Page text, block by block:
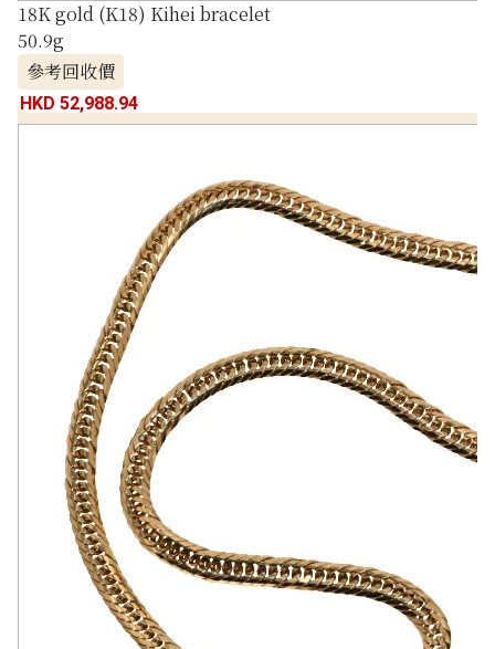
18K gold (K18) Kihei bracelet
50.9g
參考回收價
HKD 52,988.94